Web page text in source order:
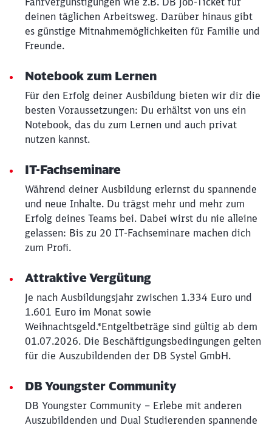
deinen täglichen Arbeitsweg. Darüber hinaus gibt
es günstige Mitnahmemöglichkeiten für Familie und
Freunde.
Notebook zum Lernen
Für den Erfolg deiner Ausbildung bieten wir dir die
besten Voraussetzungen: Du erhältst von uns ein
Notebook, das du zum Lernen und auch privat
nutzen kannst.
IT-Fachseminare
Während deiner Ausbildung erlernst du spannende
und neue Inhalte. Du trägst mehr und mehr zum
Erfolg deines Teams bei. Dabei wirst du nie alleine
gelassen: Bis zu 20 IT-Fachseminare machen dich
zum Profi.
Attraktive Vergütung
Je nach Ausbildungsjahr zwischen 1.334 Euro und
1.601 Euro im Monat sowie
Weihnachtsgeld.*Entgeltbeträge sind gültig ab dem
01.07.2026. Die Beschäftigungsbedingungen gelten
für die Auszubildenden der DB Systel GmbH.
DB Youngster Community
DB Youngster Community – Erlebe mit anderen
Auszubildenden und Dual Studierenden spannende
Schließen
Möchten Sie zuweitergeleitet
werden?